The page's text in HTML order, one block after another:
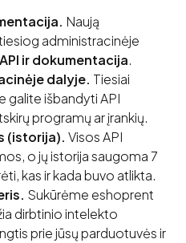
Naują
administracinėje
ir dokumentacija.
dalyje. Tiesiai
galite išbandyti API
programų ar įrankių.
(istorija). Visos API
o jų istorija saugoma 7
kas ir kada buvo atlikta.
Sukūrėme eshoprent
dirbtinio intelekto
prie jūsų parduotuvės ir